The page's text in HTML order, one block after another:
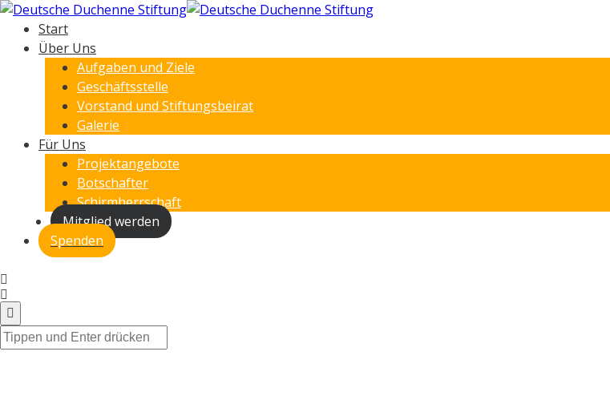
Start
Über Uns
Aufgaben und Ziele
Geschäftsstelle
Vorstand und Stiftungsbeirat
Galerie
Für Uns
Projektangebote
Botschafter
Schirmherrschaft
Mitglied werden
Spenden